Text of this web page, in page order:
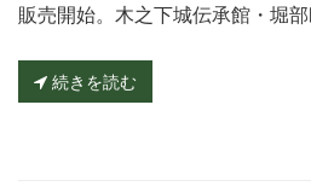
販売開始。木之下城伝承館・堀
続きを読む